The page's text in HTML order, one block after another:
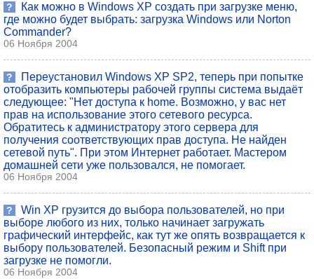
?
Как можно в Windows XP создать при загрузке меню,
где можно будет выбрать: загрузка Windows или Norton
Commander?
06 Ноября 2004
?
Переустановил Windows XP SP2, теперь при попытке
отобразить компьютеры рабочей группы система выдаёт
следующее: "Нет доступа к home. Возможно, у вас нет
прав на использование этого сетевого ресурса.
Обратитесь к администратору этого сервера для
получения соответствующих прав доступа. Не найден
сетевой путь". При этом Интернет работает. Мастером
домашней сети уже пользовался, не помогает.
06 Ноября 2004
?
Win XP грузится до выбора пользователей, но при
выборе любого из них, только начинает загружать
графический интерфейс, как тут же опять возвращается к
выбору пользователей. Безопасный режим и Shift при
загрузке не помогли.
06 Ноября 2004